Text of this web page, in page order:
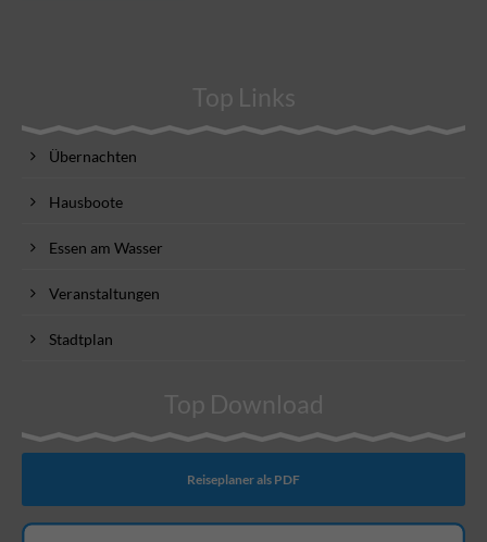
Top Links
Übernachten
Hausboote
Essen am Wasser
Veranstaltungen
Stadtplan
Top Download
Reiseplaner als PDF